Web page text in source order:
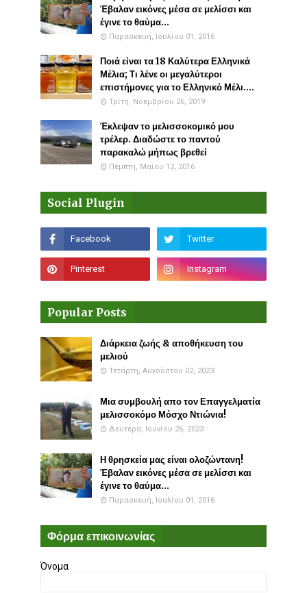
Έβαλαν εικόνες μέσα σε μελίσσι και
έγινε το θαύμα...
Παρασκευή, Ιουλίου 01, 2016
Ποιά είναι τα 18 Καλύτερα Ελληνικά
Μέλια; Τι λένε οι μεγαλύτεροι
επιστήμονες για το Ελληνικό Μέλι....
Τρίτη, Νοεμβρίου 26, 2019
Έκλεψαν το μελισσοκομικό μου
τρέλερ. Διαδώστε το παντού
παρακαλώ μήπως βρεθεί
Πέμπτη, Μαΐου 12, 2016
Social Plugin
Popular Posts
Διάρκεια ζωής & αποθήκευση του
μελιού
Τετάρτη, Αυγούστου 02, 2023
Μια συμβουλή απο τον Επαγγελματία
μελισσοκόμο Μόσχο Ντιώνια!
Δευτέρα, Ιουνίου 26, 2023
Η θρησκεία μας είναι ολοζώντανη!
Έβαλαν εικόνες μέσα σε μελίσσι και
έγινε το θαύμα...
Παρασκευή, Ιουλίου 01, 2016
Φόρμα επικοινωνίας
Όνομα